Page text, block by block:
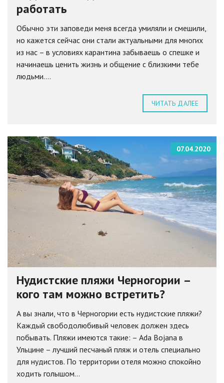
работать
Обычно эти заповеди меня всегда умиляли и смешили,
но кажется сейчас они стали актуальными для многих
из нас – в условиях карантина забываешь о спешке и
начинаешь ценить жизнь и общение с близкими тебе
людьми....
ЧИТАТЬ ДАЛЕЕ
07.04.2020
Нудистские пляжи Черногории –
кого там можно встретить?
А вы знали, что в Черногории есть нудистские пляжи?
Каждый свободолюбивый человек должен здесь
побывать. Пляжи имеются такие: – Ada Bojana в
Ульцине – лучший песчаный пляж и отель специально
для нудистов. По территории отеля можно спокойно
ходить голышом...